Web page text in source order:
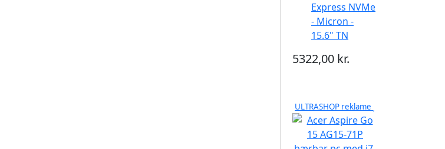
Express NVMe
- Micron -
15.6" TN
5322,00 kr.
ULTRASHOP reklame